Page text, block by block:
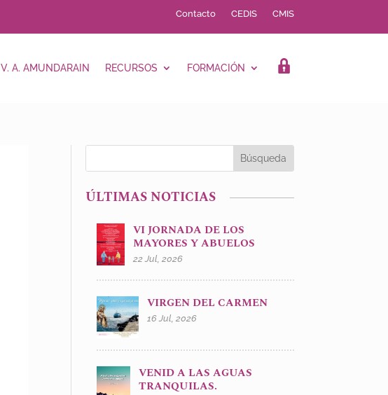
Contacto CEDIS CMIS
V. A. AMUNDARAIN RECURSOS FORMACIÓN LOGIN
ÚLTIMAS NOTICIAS
VI JORNADA DE LOS
MAYORES Y ABUELOS
22 Jul, 2026
VIRGEN DEL CARMEN
16 Jul, 2026
VENID A LAS AGUAS
TRANQUILAS.